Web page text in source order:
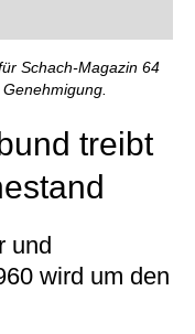
und
Schach-Magazin 64
treibt
und
wird um den